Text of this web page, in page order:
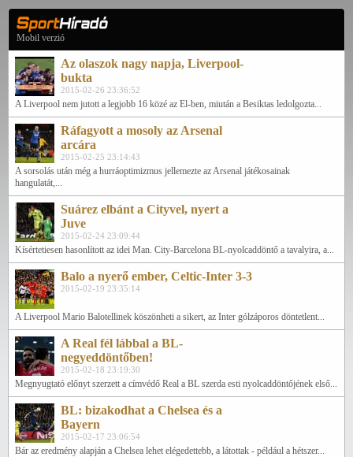
Mobil verzió
Az olaszok nagy napja, Liverpool-
bukta
2015-02-26 23:36:52
A Liverpool nem jutott a legjobb 16 közé az El-ben, miután a Besiktas ledolgozta...
Ráfagyott a mosoly az Arsenal
arcára
2015-02-25 23:14:43
A sorsolás után még a hurráoptimizmus jellemezte az Arsenal játékosainak
hangulatát,...
Suárez elbánt a Cityvel, nyert a
Juve
2015-02-24 23:09:44
Kísértetiesen hasonlított az idei Man. City-Barcelona BL-nyolcaddöntő a tavalyira, a...
Balo a nyerő ember, Celtic-Inter 3-3
2015-02-19 23:35:14
A Liverpool Mario Balotellinek köszönheti a sikert, az Inter gólzáporos döntetlent...
A Real fél lábbal a BL-
negyeddöntőben!
2015-02-18 23:19:30
Megnyugtató előnyt szerzett a címvédő Real a BL szerda esti nyolcaddöntőjének első...
BL: bizakodhat a Chelsea és a
Bayern
2015-02-17 23:06:54
Bár az eredmény alapján a Chelsea lehet elégedettebb, a látottak - például a hétszer...